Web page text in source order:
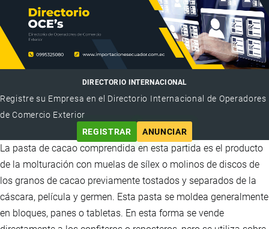
DIRECTORIO INTERNACIONAL
Registre su Empresa en el Directorio Internacional de Operadores
de Comercio Exterior
REGISTRAR
ANUNCIAR
La pasta de cacao comprendida en esta partida es el producto
de la molturación con muelas de sílex o molinos de discos de
los granos de cacao previamente tostados y separados de la
cáscara, película y germen. Esta pasta se moldea generalmente
en bloques, panes o tabletas. En esta forma se vende